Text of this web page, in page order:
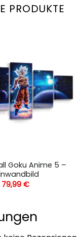
PRODUKTE
Goku Anime 5 –
79,99 €